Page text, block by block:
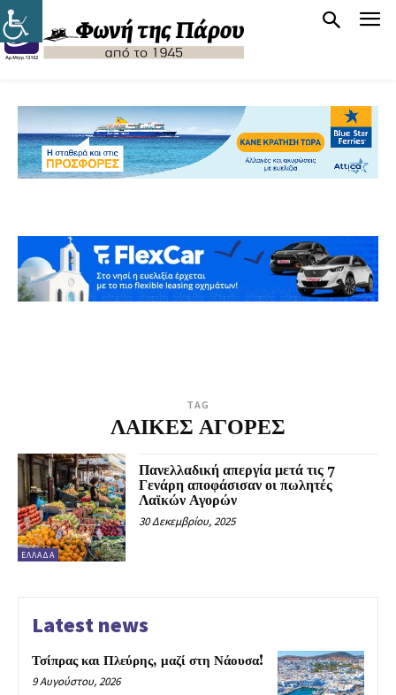
TAG
ΛΑΙΚΕΣ ΑΓΟΡΕΣ
ΕΛΛΆΔΑ
Πανελλαδική απεργία μετά τις 7
Γενάρη αποφάσισαν οι πωλητές
Λαϊκών Αγορών
30 Δεκεμβρίου, 2025
Latest news
Τσίπρας και Πλεύρης, μαζί στη Νάουσα!
9 Αυγούστου, 2026